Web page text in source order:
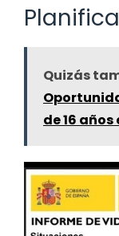
Quizás
de 16 años